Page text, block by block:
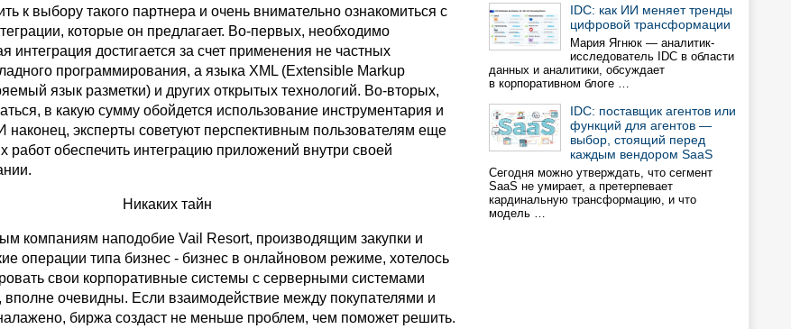
к выбору такого партнера и очень внимательно ознакомиться с
которые он предлагает. Во-первых, необходимо
интеграция достигается за счет применения не частных
программирования, а языка XML (Extensible Markup
язык разметки) и других открытых технологий. Во-вторых,
в какую сумму обойдется использование инструментария и
наконец, эксперты советуют перспективным пользователям еще
работ обеспечить интеграцию приложений внутри своей
Никаких тайн
компаниям наподобие Vail Resort, производящим закупки и
операции типа бизнес - бизнес в онлайновом режиме, хотелось
свои корпоративные системы с серверными системами
вполне очевидны. Если взаимодействие между покупателями и
биржа создаст не меньше проблем, чем поможет решить.
IDC: как ИИ меняет тренды
цифровой трансформации
Мария Ягнюк — аналитик-
исследователь IDC в области
данных и аналитики, обсуждает
в корпоративном блоге …
IDC: поставщик агентов или
функций для агентов —
выбор, стоящий перед
каждым вендором SaaS
Сегодня можно утверждать, что сегмент
SaaS не умирает, а претерпевает
кардинальную трансформацию, и что
модель …